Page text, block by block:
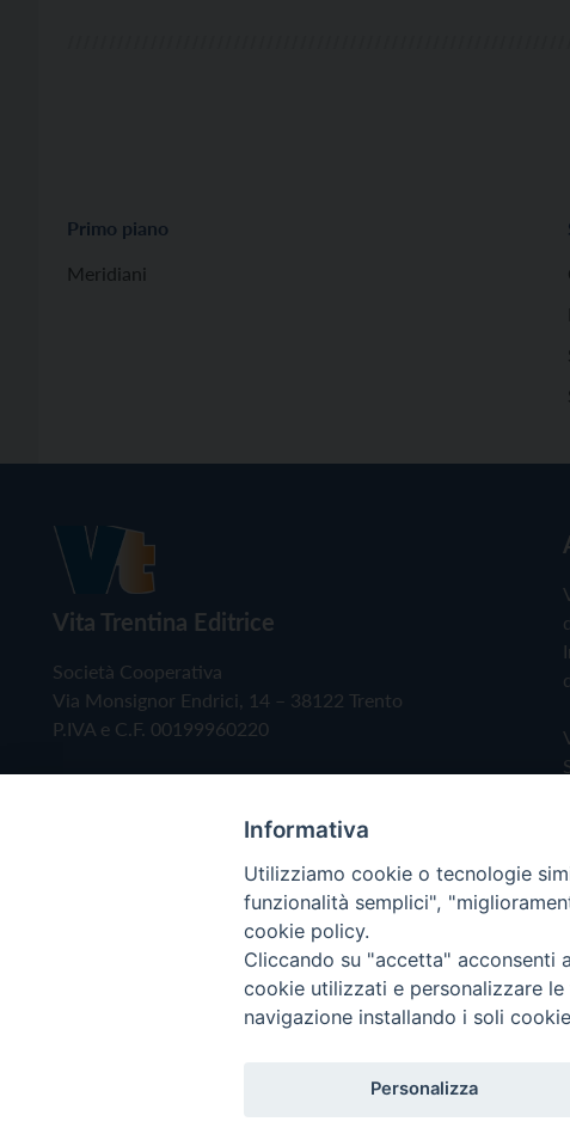
Primo piano
Meridiani
Vita Trentina Editrice
Società Cooperativa
Via Monsignor Endrici, 14 – 38122 Trento
P.IVA e C.F. 00199960220
Copyright © 2019 - Tutti i diritti riservati - Vita
Informativa
Utilizziamo cookie o tecnologie
funzionalità semplici",
cookie policy.
Cliccando su "accetta" acconsenti
cookie utilizzati e personalizzare
navigazione installando i soli
Personalizza